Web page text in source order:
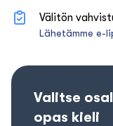
Välitön
Lähetämme e-
Valitse
opas kieli